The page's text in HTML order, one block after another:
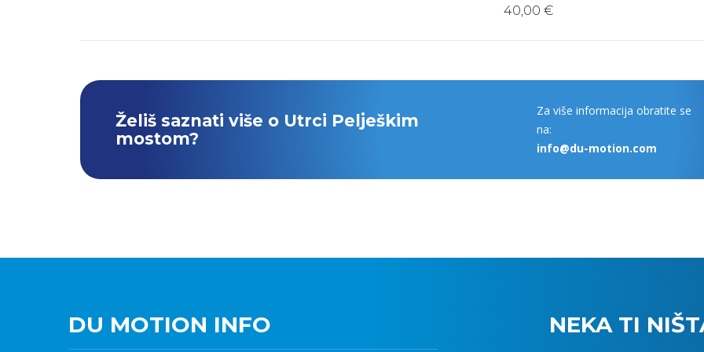
40,00 €
Želiš saznati više o Utrci Pelješkim
mostom?
Za više informacija obratite se
na:
info@du-motion.com
DU MOTION INFO NEKA TI